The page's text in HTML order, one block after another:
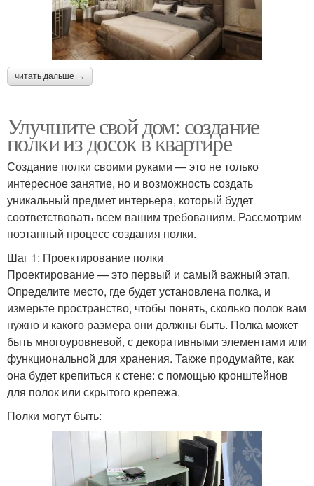
читать дальше →
Улучшите свой дом: создание
полки из досок в квартире
Создание полки своими руками — это не только
интересное занятие, но и возможность создать
уникальный предмет интерьера, который будет
соответствовать всем вашим требованиям. Рассмотрим
поэтапный процесс создания полки.
Шаг 1: Проектирование полки
Проектирование — это первый и самый важный этап.
Определите место, где будет установлена полка, и
измерьте пространство, чтобы понять, сколько полок вам
нужно и какого размера они должны быть. Полка может
быть многоуровневой, с декоративными элементами или
функциональной для хранения. Также продумайте, как
она будет крепиться к стене: с помощью кронштейнов
для полок или скрытого крепежа.
Полки могут быть: